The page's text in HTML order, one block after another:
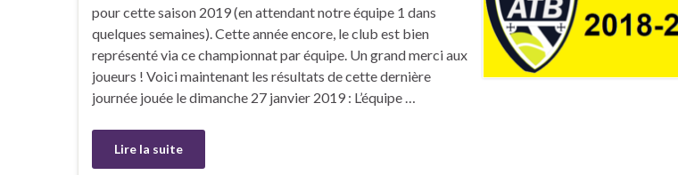
pour cette saison 2019 (en attendant notre équipe 1 dans
quelques semaines). Cette année encore, le club est bien
représenté via ce championnat par équipe. Un grand merci aux
joueurs ! Voici maintenant les résultats de cette dernière
journée jouée le dimanche 27 janvier 2019 : L’équipe …
Lire la suite